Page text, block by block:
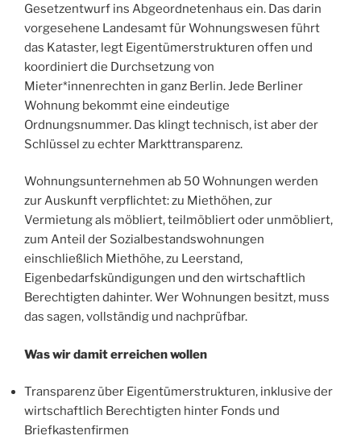
Gesetzentwurf ins Abgeordnetenhaus ein. Das darin
vorgesehene Landesamt für Wohnungswesen führt
das Kataster, legt Eigentümerstrukturen offen und
koordiniert die Durchsetzung von
Mieter*innenrechten in ganz Berlin. Jede Berliner
Wohnung bekommt eine eindeutige
Ordnungsnummer. Das klingt technisch, ist aber der
Schlüssel zu echter Markttransparenz.
Wohnungsunternehmen ab 50 Wohnungen werden
zur Auskunft verpflichtet: zu Miethöhen, zur
Vermietung als möbliert, teilmöbliert oder unmöbliert,
zum Anteil der Sozialbestandswohnungen
einschließlich Miethöhe, zu Leerstand,
Eigenbedarfskündigungen und den wirtschaftlich
Berechtigten dahinter. Wer Wohnungen besitzt, muss
das sagen, vollständig und nachprüfbar.
Was wir damit erreichen wollen
Transparenz über Eigentümerstrukturen, inklusive der
wirtschaftlich Berechtigten hinter Fonds und
Briefkastenfirmen